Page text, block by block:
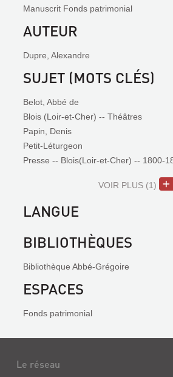
Manuscrit Fonds patrimonial
AUTEUR
Dupre, Alexandre
SUJET (MOTS CLÉS)
Belot, Abbé de
Blois (Loir-et-Cher) -- Théâtres
Papin, Denis
Petit-Léturgeon
Presse -- Blois(Loir-et-Cher) -- 1800-
VOIR PLUS (1)
LANGUE
BIBLIOTHÈQUES
Bibliothèque Abbé-Grégoire
ESPACES
Fonds patrimonial
Le réseau